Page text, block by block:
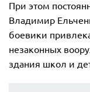
При этом
Владимир
боевики
незаконных
здания школ и